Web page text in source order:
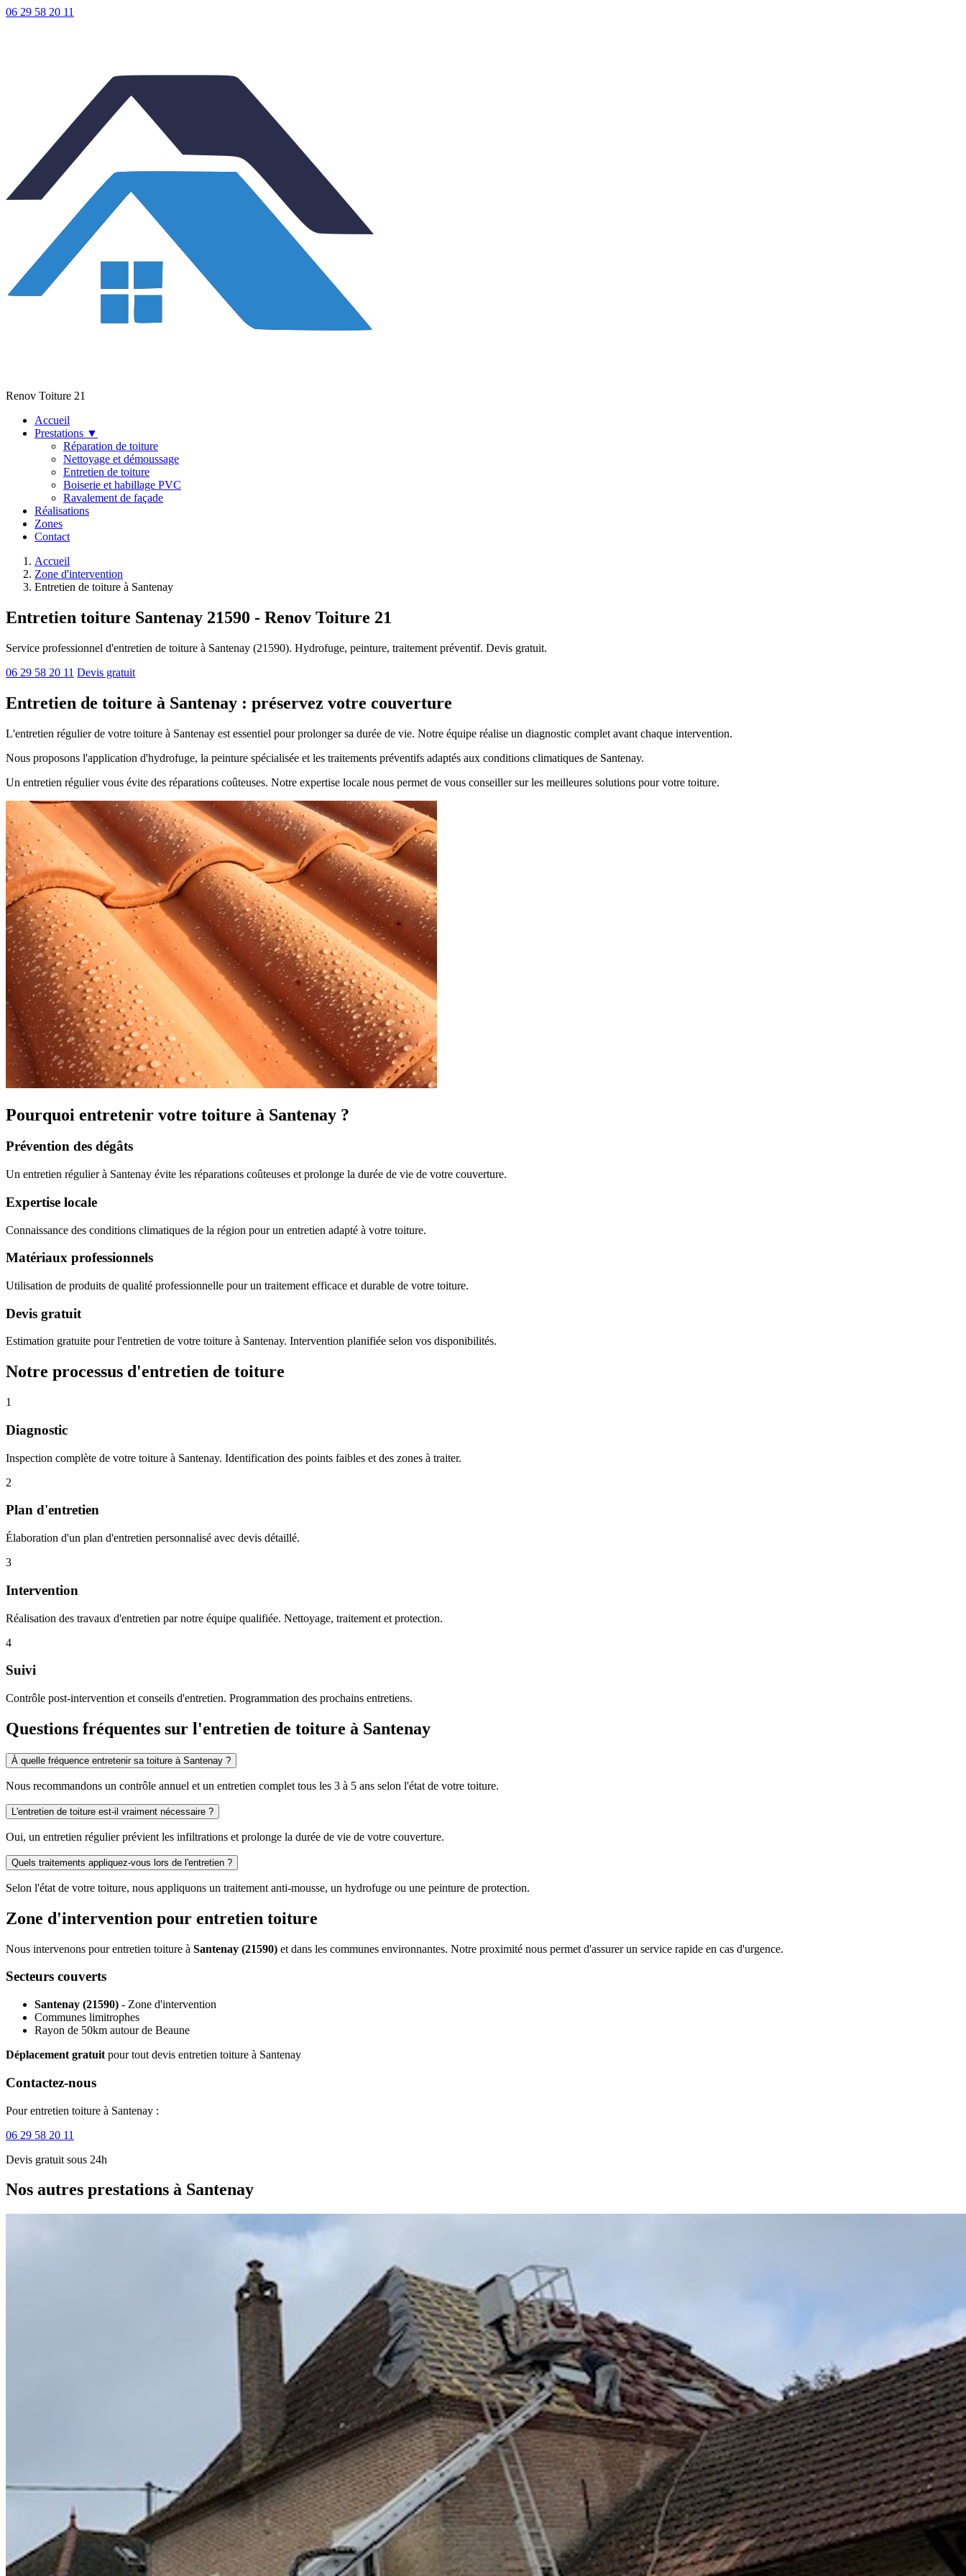
06 29 58 20 11
Renov Toiture 21
Accueil
Prestations ▼
Réparation de toiture
Nettoyage et démoussage
Entretien de toiture
Boiserie et habillage PVC
Ravalement de façade
Réalisations
Zones
Contact
Accueil
Zone d'intervention
Entretien de toiture à Santenay
Entretien toiture Santenay 21590 - Renov Toiture 21
Service professionnel d'entretien de toiture à Santenay (21590). Hydrofuge, peinture, traitement préventif. Devis gratuit.
06 29 58 20 11 Devis gratuit
Entretien de toiture à Santenay : préservez votre couverture
L'entretien régulier de votre toiture à Santenay est essentiel pour prolonger sa durée de vie. Notre équipe réalise un diagnostic complet avant chaque intervention.
Nous proposons l'application d'hydrofuge, la peinture spécialisée et les traitements préventifs adaptés aux conditions climatiques de Santenay.
Un entretien régulier vous évite des réparations coûteuses. Notre expertise locale nous permet de vous conseiller sur les meilleures solutions pour votre toiture.
Pourquoi entretenir votre toiture à Santenay ?
Prévention des dégâts
Un entretien régulier à Santenay évite les réparations coûteuses et prolonge la durée de vie de votre couverture.
Expertise locale
Connaissance des conditions climatiques de la région pour un entretien adapté à votre toiture.
Matériaux professionnels
Utilisation de produits de qualité professionnelle pour un traitement efficace et durable de votre toiture.
Devis gratuit
Estimation gratuite pour l'entretien de votre toiture à Santenay. Intervention planifiée selon vos disponibilités.
Notre processus d'entretien de toiture
1
Diagnostic
Inspection complète de votre toiture à Santenay. Identification des points faibles et des zones à traiter.
2
Plan d'entretien
Élaboration d'un plan d'entretien personnalisé avec devis détaillé.
3
Intervention
Réalisation des travaux d'entretien par notre équipe qualifiée. Nettoyage, traitement et protection.
4
Suivi
Contrôle post-intervention et conseils d'entretien. Programmation des prochains entretiens.
Questions fréquentes sur l'entretien de toiture à Santenay
À quelle fréquence entretenir sa toiture à Santenay ?
Nous recommandons un contrôle annuel et un entretien complet tous les 3 à 5 ans selon l'état de votre toiture.
L'entretien de toiture est-il vraiment nécessaire ?
Oui, un entretien régulier prévient les infiltrations et prolonge la durée de vie de votre couverture.
Quels traitements appliquez-vous lors de l'entretien ?
Selon l'état de votre toiture, nous appliquons un traitement anti-mousse, un hydrofuge ou une peinture de protection.
Zone d'intervention pour entretien toiture
Nous intervenons pour entretien toiture à Santenay (21590) et dans les communes environnantes. Notre proximité nous permet d'assurer un service rapide en cas d'urgence.
Secteurs couverts
Santenay (21590) - Zone d'intervention
Communes limitrophes
Rayon de 50km autour de Beaune
Déplacement gratuit pour tout devis entretien toiture à Santenay
Contactez-nous
Pour entretien toiture à Santenay :
06 29 58 20 11
Devis gratuit sous 24h
Nos autres prestations à Santenay